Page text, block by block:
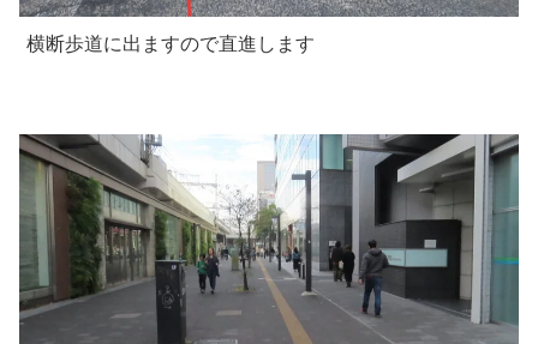
横断歩道に出ますので直進します